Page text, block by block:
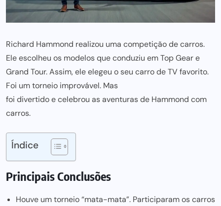
Richard Hammond realizou uma competição de carros.
Ele escolheu os modelos que conduziu em Top Gear e
Grand Tour. Assim, ele elegeu o seu carro de TV favorito.
Foi um torneio improvável. Mas
foi divertido e celebrou as aventurasde Hammond com
carros.
Índice
Principais Conclusões
Houve um torneio “mata-mata”. Participaram os carros